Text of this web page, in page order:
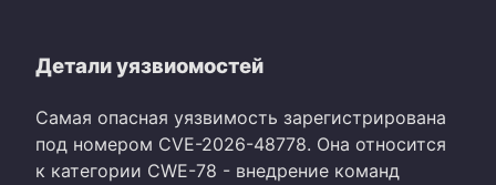
Детали уязвиомостей
Самая опасная уязвимость зарегистрирована
под номером CVE-2026-48778. Она относится
к категории CWE-78 - внедрение команд